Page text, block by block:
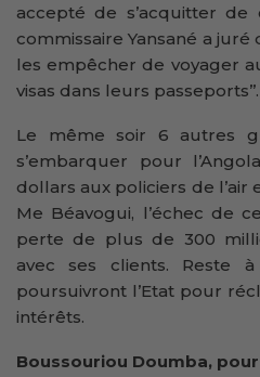
accepté de s’acquitter de
commissaire Yansané a
les empêcher de voyager
visas dans leurs passeports’’.
Le même soir 6 autres
s’embarquer pour
dollars aux policiers de l’air
Me Béavogui, l’échec de
perte de plus de 300
avec ses clients. Reste
poursuivront l’Etat pour
intérêts.
Boussouriou Doumba,